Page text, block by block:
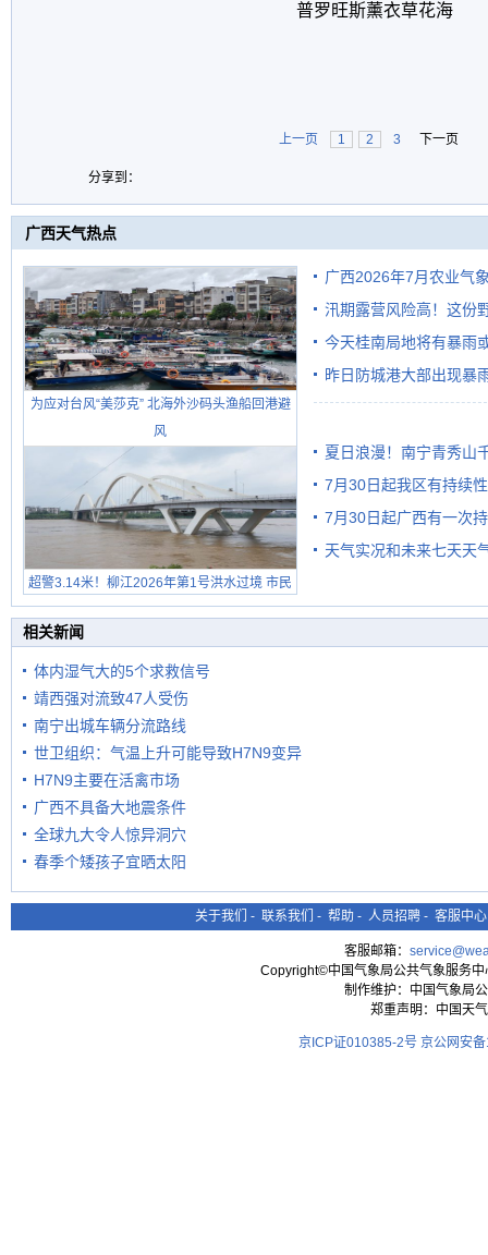
普罗旺斯薰衣草花海
上一页 1 2 3 下一页
分享到：
广西天气热点
为应对台风“美莎克” 北海外沙码头渔船回港避
风
超警3.14米！柳江2026年第1号洪水过境 市民
在堤岸见证汛况
广西2026年7月农业气
汛期露营风险高！这份
今天桂南局地将有暴雨
需继续防范
昨日防城港大部出现暴
雨
夏日浪漫！南宁青秀山
7月30日起我区有持续
7月30日起广西有一次
天气实况和未来七天天
相关新闻
体内湿气大的5个求救信号
靖西强对流致47人受伤
南宁出城车辆分流路线
世卫组织：气温上升可能导致H7N9变异
H7N9主要在活禽市场
广西不具备大地震条件
全球九大令人惊异洞穴
春季个矮孩子宜晒太阳
关于我们 - 联系我们 - 帮助 - 人员招聘 - 客服中心
客服邮箱：
Copyright©中国气象局公共气象服务
制作维护：中国气象局
郑重声明：中国天
京ICP证010385-2号 京公网安